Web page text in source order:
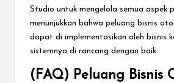
Studio untuk mengelola semua aspek
menunjukkan bahwa peluang bisnis
dapat di implementasikan oleh bisnis
sistemnya di rancang dengan baik.
(FAQ) Peluang Bisnis